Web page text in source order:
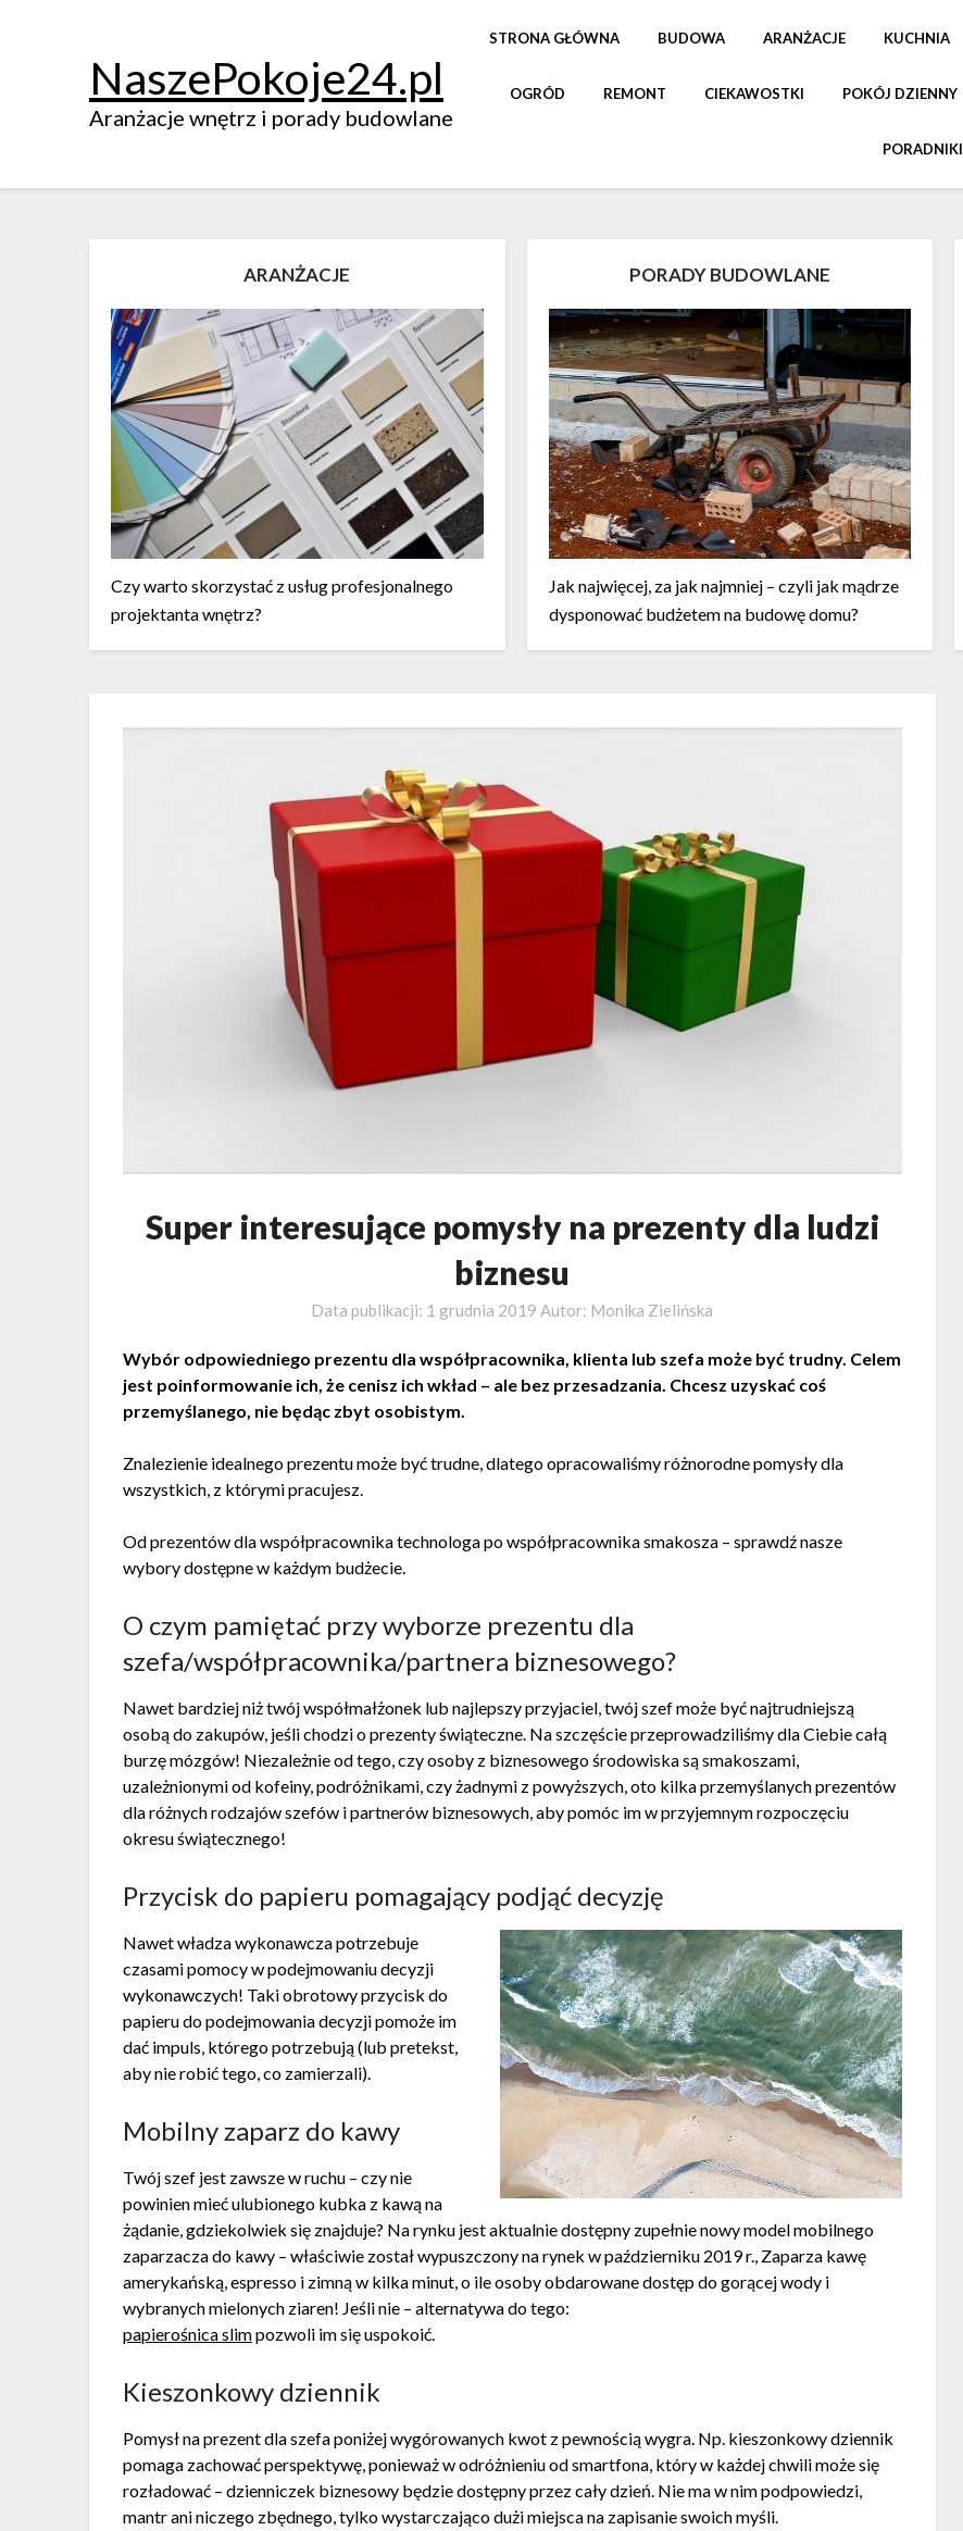
NaszePokoje24.pl
Aranżacje wnętrz i porady budowlane
STRONA GŁÓWNA BUDOWA ARANŻACJE KUCHNIA
OGRÓD REMONT CIEKAWOSTKI POKÓJ DZIENNY
PORADNIKI
ARANŻACJE
Czy warto skorzystać z usług profesjonalnego
projektanta wnętrz?
PORADY BUDOWLANE
Jak najwięcej, za jak najmniej – czyli jak mądrze
dysponować budżetem na budowę domu?
Super interesujące pomysły na prezenty dla ludzi
biznesu
Data publikacji: 1 grudnia 2019 Autor: Monika Zielińska
Wybór odpowiedniego prezentu dla współpracownika, klienta lub szefa może być trudny. Celem
jest poinformowanie ich, że cenisz ich wkład – ale bez przesadzania. Chcesz uzyskać coś
przemyślanego, nie będąc zbyt osobistym.
Znalezienie idealnego prezentu może być trudne, dlatego opracowaliśmy różnorodne pomysły dla
wszystkich, z którymi pracujesz.
Od prezentów dla współpracownika technologa po współpracownika smakosza – sprawdź nasze
wybory dostępne w każdym budżecie.
O czym pamiętać przy wyborze prezentu dla
szefa/współpracownika/partnera biznesowego?
Nawet bardziej niż twój współmałżonek lub najlepszy przyjaciel, twój szef może być najtrudniejszą
osobą do zakupów, jeśli chodzi o prezenty świąteczne. Na szczęście przeprowadziliśmy dla Ciebie całą
burzę mózgów! Niezależnie od tego, czy osoby z biznesowego środowiska są smakoszami,
uzależnionymi od kofeiny, podróżnikami, czy żadnymi z powyższych, oto kilka przemyślanych prezentów
dla różnych rodzajów szefów i partnerów biznesowych, aby pomóc im w przyjemnym rozpoczęciu
okresu świątecznego!
Przycisk do papieru pomagający podjąć decyzję
Nawet władza wykonawcza potrzebuje
czasami pomocy w podejmowaniu decyzji
wykonawczych! Taki obrotowy przycisk do
papieru do podejmowania decyzji pomoże im
dać impuls, którego potrzebują (lub pretekst,
aby nie robić tego, co zamierzali).
Mobilny zaparz do kawy
Twój szef jest zawsze w ruchu – czy nie
powinien mieć ulubionego kubka z kawą na
żądanie, gdziekolwiek się znajduje? Na rynku jest aktualnie dostępny zupełnie nowy model mobilnego
zaparzacza do kawy – właściwie został wypuszczony na rynek w październiku 2019 r., Zaparza kawę
amerykańską, espresso i zimną w kilka minut, o ile osoby obdarowane dostęp do gorącej wody i
wybranych mielonych ziaren! Jeśli nie – alternatywa do tego:
papierośnica slimpozwoli im się uspokoić.
Kieszonkowy dziennik
Pomysł na prezent dla szefa poniżej wygórowanych kwot z pewnością wygra. Np. kieszonkowy dziennik
pomaga zachować perspektywę, ponieważ w odróżnieniu od smartfona, który w każdej chwili może się
rozładować – dzienniczek biznesowy będzie dostępny przez cały dzień. Nie ma w nim podpowiedzi,
mantr ani niczego zbędnego, tylko wystarczająco dużi miejsca na zapisanie swoich myśli.